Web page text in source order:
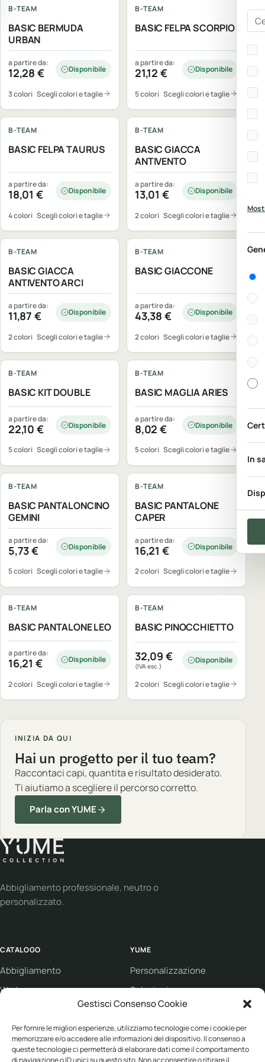
Gestisci Consenso Cookie
Per fornire le migliori esperienze, utilizziamo tecnologie come i cookie per
memorizzare e/o accedere alle informazioni del dispositivo. Il consenso a
queste tecnologie ci permetterà di elaborare dati come il comportamento
di navigazione o ID unici su questo sito. Non acconsentire o ritirare il
In
B-TEAM
BASIC BERMUDA
URBAN
a partire da:
12,28 € Disponibile
3 colori Scegli colori e taglie
B-TEAM
BASIC FELPA SCORPIO
a partire da:
21,12 € Disponibile
5 colori Scegli colori e taglie
B-TEAM
BASIC FELPA TAURUS
a partire da:
18,01 € Disponibile
4 colori Scegli colori e taglie
B-TEAM
BASIC GIACCA
ANTIVENTO
a partire da:
13,01 € Disponibile
2 colori Scegli colori e taglie
B-TEAM
BASIC GIACCA
ANTIVENTO ARCI
a partire da:
11,87 € Disponibile
2 colori Scegli colori e taglie
B-TEAM
BASIC GIACCONE
a partire da:
43,38 € Disponibile
2 colori Scegli colori e taglie
B-TEAM
BASIC KIT DOUBLE
a partire da:
22,10 € Disponibile
5 colori Scegli colori e taglie
B-TEAM
BASIC MAGLIA ARIES
a partire da:
8,02€ Disponibile
5 colori Scegli colori e taglie
B-TEAM
BASIC PANTALONCINO
GEMINI
a partire da:
5,73€ Disponibile
5 colori Scegli colori e taglie
B-TEAM
BASIC PANTALONE
CAPER
a partire da:
16,21 € Disponibile
2 colori Scegli colori e taglie
B-TEAM
BASIC PANTALONE LEO
a partire da:
16,21 € Disponibile
2 colori Scegli colori e taglie
B-TEAM
BASIC PINOCCHIETTO
32,09 €
(IVA esc.)
Disponibile
2 colori Scegli colori e taglie
INIZIA DA QUI
Hai un progetto per il tuo team?
Raccontaci capi, quantita e risultato desiderato.
Ti aiutiamo a scegliere il percorso corretto.
Parla con YUME
Abbigliamento professionale, neutro o
personalizzato.
CATALOGO
Abbigliamento
Workwear
Eco collection
Brand
YUME
Personalizzazione
Soluzioni
Supporto
Condizioni di vendita